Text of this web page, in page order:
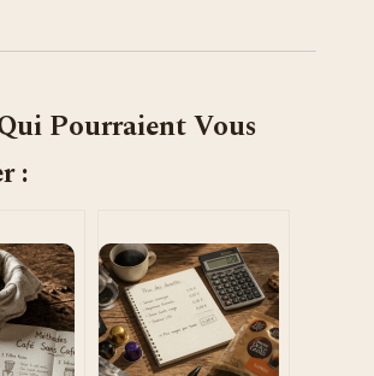
Pourraient Vous
: